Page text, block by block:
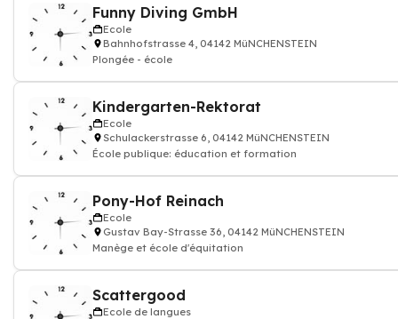
Funny Diving GmbH
Ecole
Bahnhofstrasse 4, 04142 MüNCHENSTEIN
Plongée - école
Kindergarten-Rektorat
Ecole
Schulackerstrasse 6, 04142 MüNCHENSTEIN
École publique: éducation et formation
Pony-Hof Reinach
Ecole
Gustav Bay-Strasse 36, 04142 MüNCHENSTEIN
Manège et école d'équitation
Scattergood
Ecole de langues